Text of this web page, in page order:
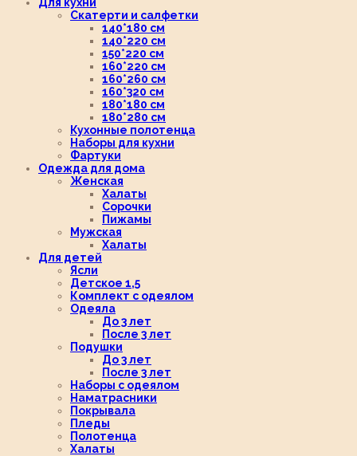
Скатерти и салфетки
140*180 см
140*220 см
150*220 см
160*220 см
160*260 см
160*320 см
180*180 см
180*280 см
Кухонные полотенца
Наборы для кухни
Фартуки
Одежда для дома
Женская
Халаты
Сорочки
Пижамы
Мужская
Халаты
Для детей
Ясли
Детское 1,5
Комплект с одеялом
Одеяла
До 3 лет
После 3 лет
Подушки
До 3 лет
После 3 лет
Наборы с одеялом
Наматрасники
Покрывала
Пледы
Полотенца
Халаты